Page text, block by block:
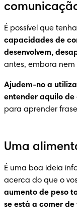
É possível que
capacidades de
desenvolvem,
antes, embora nem
Ajudem-no a
entender aquilo de
para aprender
Uma
É uma boa ideia
acerca do que o
aumento de peso
se está a comer